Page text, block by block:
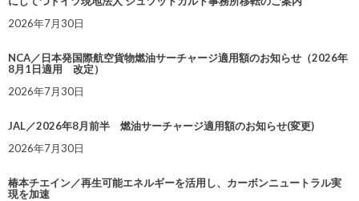
2026年7月30日
NCA／日本発国際航空貨物燃油サーチャージ適用額のお知らせ（2026年
8月1日適用 改定）
2026年7月30日
JAL／2026年8月前半 燃油サーチャージ適用額のお知らせ(変更)
2026年7月30日
椿本チエイン／再生可能エネルギーを活用し、カーボンニュートラル実
現を加速